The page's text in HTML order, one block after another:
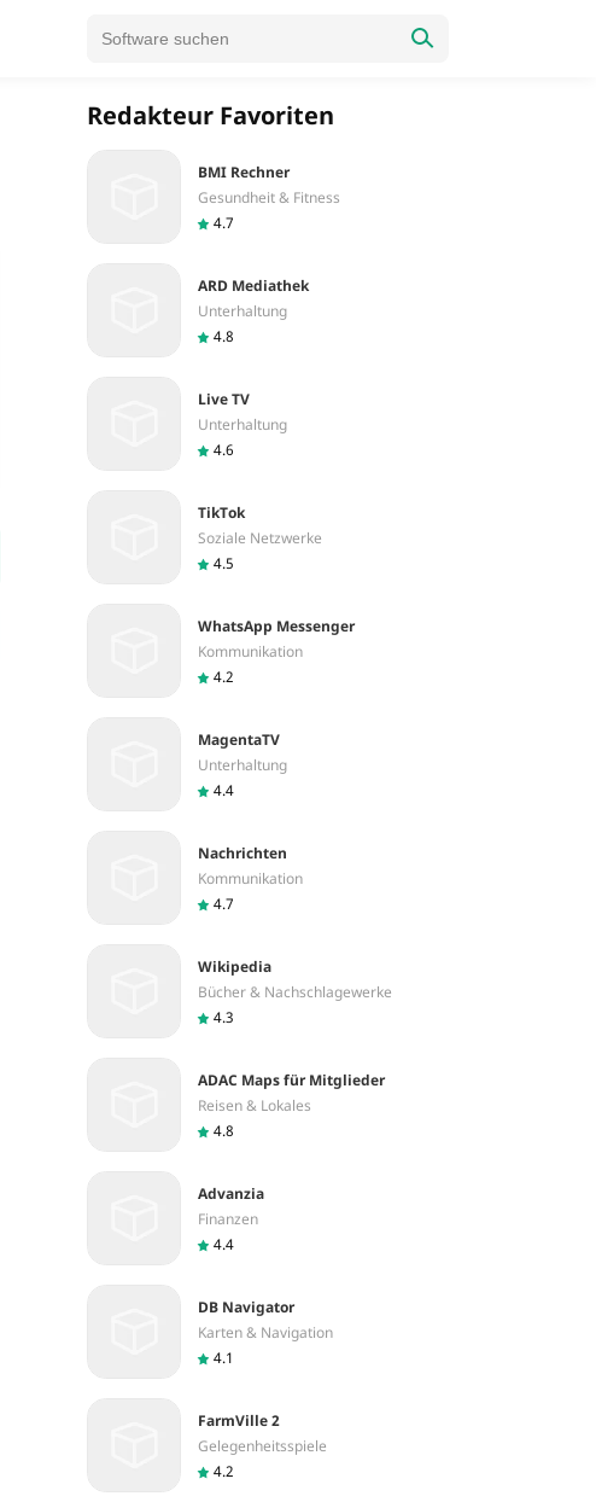
Redakteur Favoriten
BMI Rechner
Gesundheit & Fitness
4.7
ARD Mediathek
Unterhaltung
4.8
Live TV
Unterhaltung
4.6
TikTok
Soziale Netzwerke
4.5
WhatsApp Messenger
Kommunikation
4.2
MagentaTV
Unterhaltung
4.4
Nachrichten
Kommunikation
4.7
Wikipedia
Bücher & Nachschlagewerke
4.3
ADAC Maps für Mitglieder
Reisen & Lokales
4.8
Advanzia
Finanzen
4.4
DB Navigator
Karten & Navigation
4.1
FarmVille 2
Gelegenheitsspiele
4.2